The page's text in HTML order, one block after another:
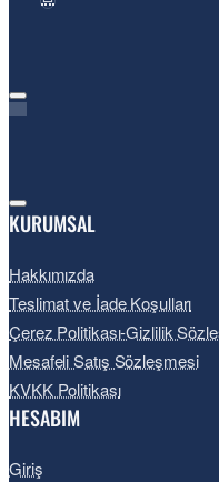
KURUMSAL
Hakkımızda
Teslimat ve İade Koşulları
Çerez Politikası-Gizlilik
Mesafeli Satış Sözleşmesi
KVKK Politikası
HESABIM
Giriş